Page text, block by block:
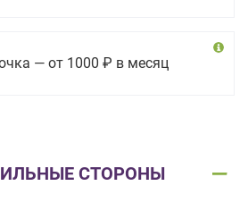
— от 1000 ₽ в месяц
СТОРОНЫ